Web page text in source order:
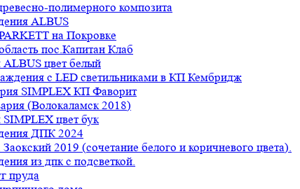
полимерного композита
ALBUS
на Покровке
пос.Капитан Клаб
ALBUS цвет белый
с LED светильниками в КП Кембридж
SIMPLEX КП Фаворит
(Волокаламск 2018)
цвет бук
ДПК 2024
2019 (сочетание белого и коричневого цвета).
из дпк с подсветкой.
пруда